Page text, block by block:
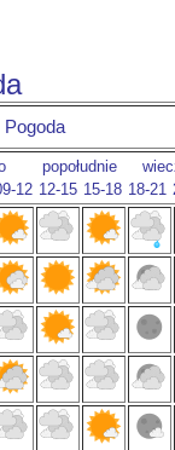
Pogoda
popołudnie
12 12-15 15-18 18-21